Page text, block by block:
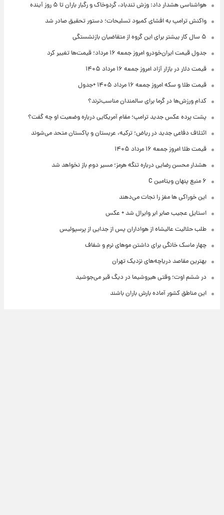
هواشناسی هشدار داد: وزش تندباد، گردوخاک و رگبار باران تا ۵ روز آینده
واکنش ترامپ به افشای کمبود تسلیحات؛ دستور تحقیق صادر شد
۵ سال کار بیشتر برای این گروه از متقاضیان بازنشستگی
جدول قیمت ایران‌خودرو امروز جمعه ۱۶ مرداد؛ قیمت‌ها تغییر کرد
قیمت دلار در بازار آزاد امروز جمعه ۱۶ مرداد ۱۴۰۵
قیمت طلا و سکه امروز جمعه ۱۶ مرداد ۱۴۰۵ +جدول
کدام ورزش‌ها در گرما برای سالمندان مناسب‌ترند؟
پشت پرده عکس جدید ترامپ؛ مقام آمریکایی درباره وضعیت او چه گفت؟
ائتلاف دفاعی جدید در ریاض؛ ترکیه، عربستان و پاکستان متحد می‌شوند
قیمت طلا امروز جمعه ۱۶ مرداد ۱۴۰۵
هشدار محسن رضایی درباره تنگه هرمز؛ مسیر دوم باز نخواهد شد
۶ منبع پنهان ویتامین C
این خوراکی ها مغز را نجات می‌دهند
استایل عجیب صابر ابر وایرال شد + عکس
طلب حلالیت عالیشاه از هواداران پس از جدایی از پرسپولیس
چهار ماسک خانگی برای داشتن موهای نرم و شفاف
بهترین مقاصد دریاچه‌های نزدیک تهران
در ششم اوت؛ وقتی هیروشیما در دیگ قیر می‌جوشید
این مناطق کشور آماده بارش باران باشند